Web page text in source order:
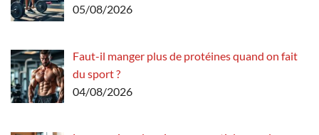
05/08/2026
Faut-il manger plus de protéines quand on fait
du sport ?
04/08/2026